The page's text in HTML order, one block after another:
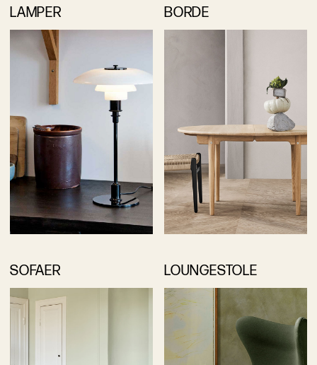
LAMPER BORDE
SOFAER LOUNGESTOLE